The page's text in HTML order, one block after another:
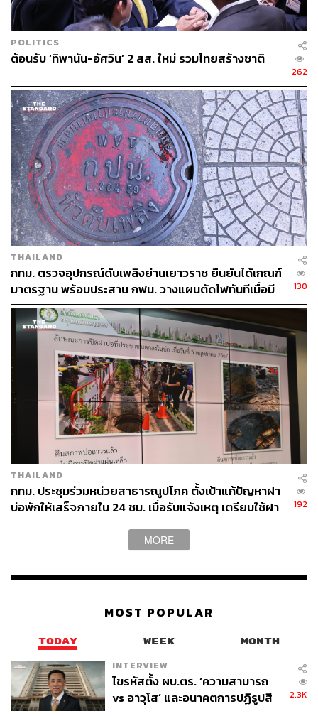
เป้าหมายใหม่ 127 กิโลเมตร เสร็จภายใน 5 ปี
ส่วนแผนที่สอง คือแผนตามโครงการรองรับมหานคร
อาเซียนระยะทางนำสายไฟฟ้าลงดินรวม 127.3 กิโลเมตร ซึ่ง
คณะรัฐมนตรีเห็นชอบไปเมื่อเดือนกันยายน 2558
แม้โครงการนำสายไฟฟ้าลงใต้ดินจะริเริ่มมานานแล้ว
และเสร็จเรียบร้อยไปบางส่วน แต่คนไทยยังคงเห็นสายโยง
ยุ่งเหยิงอยู่ดี ที่เป็นเช่นนี้เพราะ กฟน. เอาแต่สายไฟฟ้าเท่านั้น
ที่ลงใต้ดิน สายสื่อสารหรือสายสาธารณูปโภค ยังคงอยู่บนเสา
ไฟฟ้าเหมือนเดิม
โดยเมื่อ 29 มิถุนายน 2559 นี้เอง ที่ทั้ง กฟน., กทม.,
กสทช., ตำรวจ และภาคเอกชนเจ้าของสายสื่อสารทั้งหลาย
เพิ่งจะลงนามเอ็มโอยูร่วมกันผลักดันนำสายไฟฟ้าและสาย
สื่อสารลงใต้ดินเพื่อรองรับมหานครอาเซียน โดยแผนระยะ
แรกครอบคลุมระยะทาง 127 กิโลเมตร รวม 39 เส้นทาง งบ
ประมาณดำเนินการประมาณ 48,000 ล้านบาท จากแผน
ดำเนินการทั้งหมด 261 กิโลเมตร งบประมาณรวมกว่า
140,000 ล้านบาท สำหรับโครงการระยะแรก 127 กิโลเมตร
นั้น กฟน. ระบุว่ามีแนวโน้มว่าจะร่นระยะเวลาก่อสร้างจาก
เดิม 10 ปี เหลือ 5 ปี
บนเสาไฟฟ้ามีสายอะไรบ้าง
POLITICS
ต้อนรับ ‘ทิพานัน-อัศวิน’ 2 สส. ใหม่ รวมไทยสร้างชาติ
262
THAILAND
กทม. ตรวจอุปกรณ์ดับเพลิงย่านเยาวราช ยืนยันได้เกณฑ์
มาตรฐาน พร้อมประสาน กฟน. วางแผนตัดไฟทันทีเมื่อมี
เพลิงไหม้
130
THAILAND
กทม. ประชุมร่วมหน่วยสาธารณูปโภค ตั้งเป้าแก้ปัญหาฝา
บ่อพักให้เสร็จภายใน 24 ชม. เมื่อรับแจ้งเหตุ เตรียมใช้ฝา
192
MORE
MOST POPULAR
TODAY WEEK MONTH
INTERVIEW
ไขรหัสตั้ง ผบ.ตร. ‘ความสามารถ
vs อาวุโส’ และอนาคตการปฏิรูปสี
2.3K